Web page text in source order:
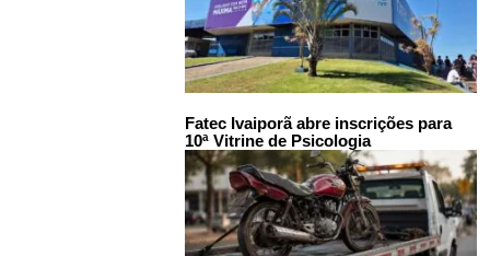
Fatec Ivaiporã abre inscrições para
10ª Vitrine de Psicologia